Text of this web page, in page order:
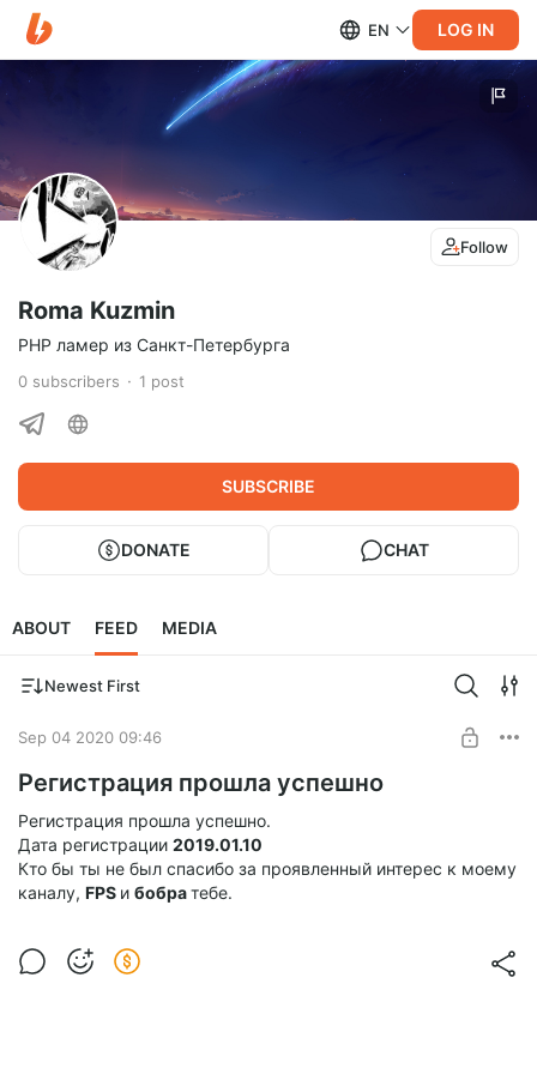
EN LOG IN
Follow
Roma Kuzmin
PHP ламер из Санкт-Петербурга
0 subscribers 1 post
SUBSCRIBE
DONATE CHAT
ABOUT FEED MEDIA
Newest First
Sep 04 2020 09:46
Регистрация прошла успешно
Регистрация прошла успешно.
Дата регистрации 2019.01.10
Кто бы ты не был спасибо за проявленный интерес к моему
каналу, FPS и бобратебе.